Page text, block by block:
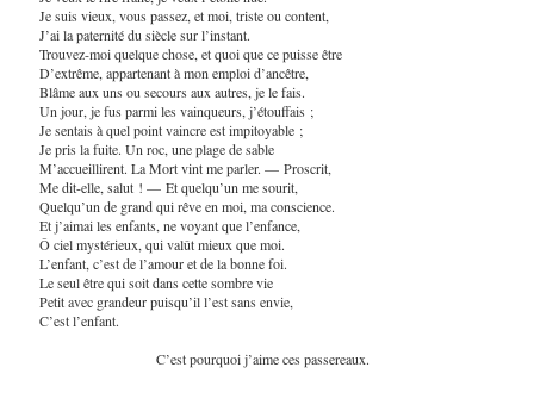
Je suis vieux, vous passez, et moi, triste ou content,
J’ai la paternité du siècle sur l’instant.
Trouvez-moi quelque chose, et quoi que ce puisse être
D’extrême, appartenant à mon emploi d’ancêtre,
Blâme aux uns ou secours aux autres, je le fais.
Un jour, je fus parmi les vainqueurs, j’étouffais ;
Je sentais à quel point vaincre est impitoyable ;
Je pris la fuite. Un roc, une plage de sable
M’accueillirent. La Mort vint me parler. — Proscrit,
Me dit-elle, salut ! — Et quelqu’un me sourit,
Quelqu’un de grand qui rêve en moi, ma conscience.
Et j’aimai les enfants, ne voyant que l’enfance,
Ô ciel mystérieux, qui valût mieux que moi.
L’enfant, c’est de l’amour et de la bonne foi.
Le seul être qui soit dans cette sombre vie
Petit avec grandeur puisqu’il l’est sans envie,
C’est l’enfant.
C’est pourquoi j’aime ces passereaux.